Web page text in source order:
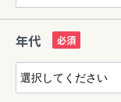
年代